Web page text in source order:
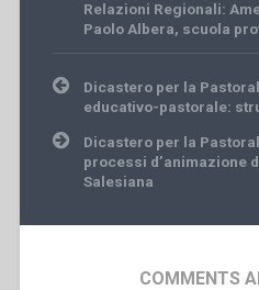
Relazioni Regionali:
Paolo Albera, scuola
Post
navigation
Dicastero per la
educativo-pastorale:
Dicastero per la
processi d’animazione
Salesiana
COMMENTS